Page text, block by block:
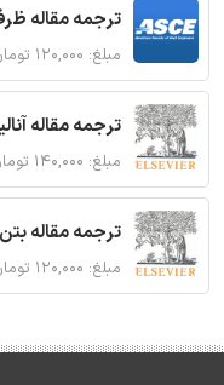
ترجمه مقاله
مبلغ: ۱۲۰,۰۰۰ تومان
ترجمه مقاله
مبلغ: ۱۴۰,۰۰۰ تومان
ترجمه مقاله
مبلغ: ۱۲۰,۰۰۰ تومان